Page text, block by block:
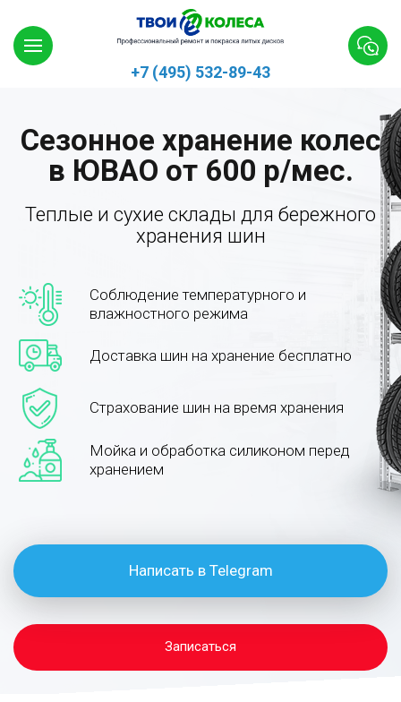
+7 (495) 532-89-43
Сезонное хранение колес
в ЮВАО от 600 р/мес.
Теплые и сухие склады для бережного
хранения шин
Соблюдение температурного и
влажностного режима
Доставка шин на хранение бесплатно
Страхование шин на время хранения
Мойка и обработка силиконом перед
хранением
Написать в Telegram
Записаться